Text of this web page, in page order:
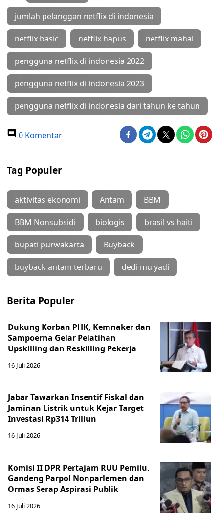
jumlah pelanggan netflix di indonesia
netflix basic netflix hapus netflix mahal
pengguna netflix di indonesia 2022
pengguna netflix di indonesia 2023
pengguna netflix di indonesia dari tahun ke tahun
0 Komentar
Tag Populer
aktivitas ekonomi Antam BBM
BBM Nonsubsidi biologis brasil vs haiti
bupati purwakarta Buyback
buyback antam terbaru dedi mulyadi
Berita Populer
Dukung Korban PHK, Kemnaker dan
Sampoerna Gelar Pelatihan
Upskilling dan Reskilling Pekerja
16 Juli 2026
Jabar Tawarkan Insentif Fiskal dan
Jaminan Listrik untuk Kejar Target
Investasi Rp314 Triliun
16 Juli 2026
Komisi II DPR Pertajam RUU Pemilu,
Gandeng Parpol Nonparlemen dan
Ormas Serap Aspirasi Publik
16 Juli 2026